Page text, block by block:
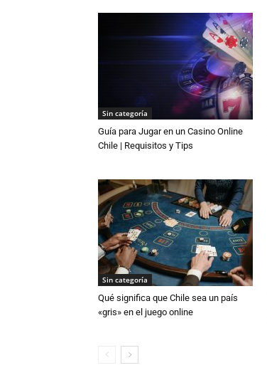
Sin categoría
Guía para Jugar en un Casino Online
Chile | Requisitos y Tips
Sin categoría
Qué significa que Chile sea un país
«gris» en el juego online